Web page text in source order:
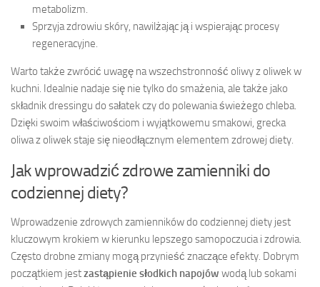
metabolizm.
Sprzyja zdrowiu skóry, nawilżając ją i wspierając procesy
regeneracyjne.
Warto także zwrócić uwagę na wszechstronność oliwy z oliwek w
kuchni. Idealnie nadaje się nie tylko do smażenia, ale także jako
składnik dressingu do sałatek czy do polewania świeżego chleba.
Dzięki swoim właściwościom i wyjątkowemu smakowi, grecka
oliwa z oliwek staje się nieodłącznym elementem zdrowej diety.
Jak wprowadzić zdrowe zamienniki do
codziennej diety?
Wprowadzenie zdrowych zamienników do codziennej diety jest
kluczowym krokiem w kierunku lepszego samopoczucia i zdrowia.
Często drobne zmiany mogą przynieść znaczące efekty. Dobrym
początkiem jestzastąpienie słodkich napojów wodą lub sokami